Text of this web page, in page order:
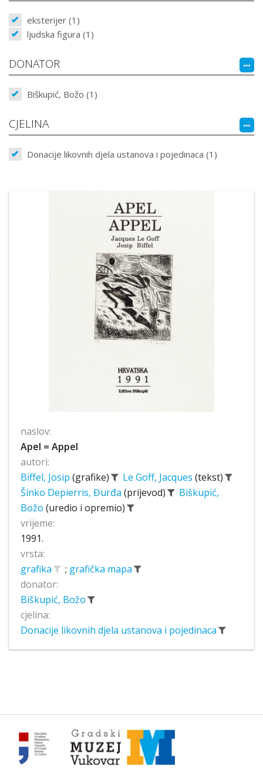
eksterijer (1)
ljudska figura (1)
DONATOR
Biškupić, Božo (1)
CJELINA
Donacije likovnih djela ustanova i pojedinaca (1)
naslov:
Apel = Appel
autori:
Biffel, Josip (grafike) Le Goff, Jacques (tekst)
Šinko Depierris, Đurđa (prijevod)
Biškupić,
Božo (uredio i opremio)
vrijeme:
1991.
vrsta:
grafika
; grafička mapa
donator:
Biškupić, Božo
cjelina:
Donacije likovnih djela ustanova i pojedinaca